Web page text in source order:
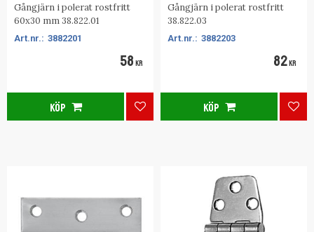
Gångjärn i polerat rostfritt
60x30 mm 38.822.01
3882201
58 KR
Lägg till i favoriter
KÖP
Gångjärn i polerat rostfritt
38.822.03
3882203
82 KR
KÖP